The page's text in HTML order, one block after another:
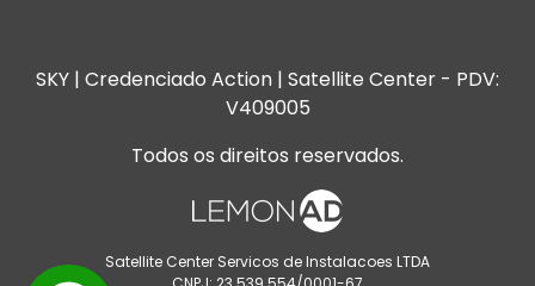
SKY | Credenciado Action | Satellite Center - PDV:
V409005
Todos os direitos reservados.
Satellite Center Servicos de Instalacoes LTDA